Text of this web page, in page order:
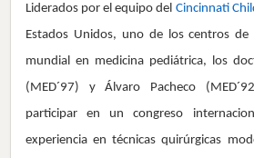
Liderados por el equipo del Cincinnati
Estados Unidos, uno de los centros de
mundial en medicina pediátrica, los
(MED´97) y Álvaro Pacheco
participar en un congreso
experiencia en técnicas quirúrgicas